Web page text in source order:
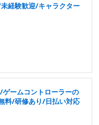
経験歓迎/キャラクター
ゲームコントローラーの
料/研修あり/日払い対応